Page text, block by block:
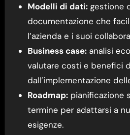
Modelli di dati:gestione
documentazione che
l’azienda e i suoi
Business case:analisi
valutare costi e benefici
dall’implementazione
Roadmap:pianificazione
termine per adattarsi a
esigenze.